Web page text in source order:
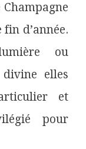
fin d’année.
ou
divine elles
et
pour